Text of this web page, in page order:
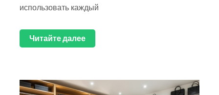
использовать каждый
Читайте далее